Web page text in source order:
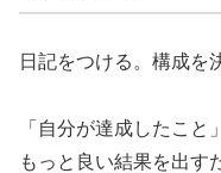
日記をつける。構成を
「自分が達成したこと
もっと良い結果を出す